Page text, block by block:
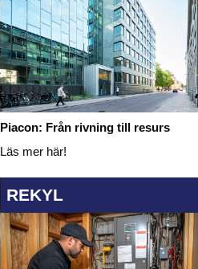
Piacon: Från rivning till resurs
Läs mer här!
REKYL